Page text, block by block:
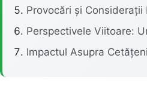
Provocări și Considerații
Perspectivele Viitoare:
Impactul Asupra